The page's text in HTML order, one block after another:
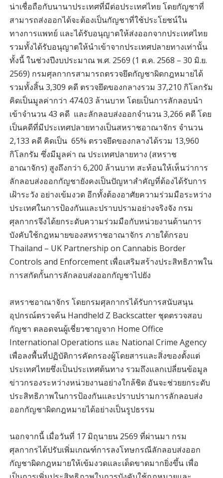
น่าเชื่อถือกับนานาประเทศที่มีต่อประเทศไทย โดยกัญชาที่
สามารถส่งออกได้จะต้องเป็นกัญชาที่ใช้ประโยชน์ใน
ทางการแพทย์ และได้รับอนุญาตให้ส่งออกจากประเทศไทย
รวมทั้งได้รับอนุญาตให้นำเข้าจากประเทศปลายทางเท่านั้น
ทั้งนี้ ในช่วงปีงบประมาณ พ.ศ. 2569 (1 ต.ค. 2568 – 30 มิ.ย.
2569) กรมศุลกากรสามารถตรวจยึดกัญชาผิดกฎหมายได้
รวมทั้งสิ้น 3,309 คดี ตรวจยึดของกลางรวม 37,210 กิโลกรัม
คิดเป็นมูลค่ากว่า 474.03 ล้านบาท โดยเป็นการลักลอบนำ
เข้าจำนวน 43 คดี และลักลอบส่งออกจำนวน 3,266 คดี โดย
เป็นคดีที่มีประเทศปลายทางเป็นสหราชอาณาจักร จำนวน
2,133 คดี คิดเป็น 65% ตรวจยึดของกลางได้รวม 13,960
กิโลกรัม ซึ่งมีมูลค่า ณ ประเทศปลายทาง (สหราช
อาณาจักร) สูงถึงกว่า 6,200 ล้านบาท สะท้อนให้เห็นว่าการ
ลักลอบส่งออกกัญชายังคงเป็นปัญหาสำคัญที่ต้องได้รับการ
เฝ้าระวัง อย่างเข้มงวด อีกทั้งต้องอาศัยความร่วมมือระหว่าง
ประเทศในการป้องกันและปราบปรามอย่างจริงจัง กรม
ศุลกากรจึงได้ยกระดับความร่วมมือกับหน่วยงานด้านการ
บังคับใช้กฎหมายของสหราชอาณาจักร ภายใต้กรอบ
Thailand – UK Partnership on Cannabis Border
Controls and Enforcement เพื่อเสริมสร้างประสิทธิภาพใน
การสกัดกั้นการลักลอบส่งออกกัญชาไปยัง
สหราชอาณาจักร โดยกรมศุลกากรได้รับการสนับสนุน
อุปกรณ์ตรวจค้น Handheld Z Backscatter ชุดตรวจสอบ
กัญชา ตลอดจนผู้เชี่ยวชาญจาก Home Office
International Operations และ National Crime Agency
เพื่อลงพื้นที่ปฏิบัติการคัดกรองผู้โดยสารและสิ่งของตั้งแต่
ประเทศไทยซึ่งเป็นประเทศต้นทาง รวมถึงแลกเปลี่ยนข้อมูล
ข่าวกรองระหว่างหน่วยงานอย่างใกล้ชิด อันจะช่วยยกระดับ
ประสิทธิภาพในการป้องกันและปราบปรามการลักลอบส่ง
ออกกัญชาผิดกฎหมายได้อย่างเป็นรูปธรรม
นอกจากนี้ เมื่อวันที่ 17 มิถุนายน 2569 ที่ผ่านมา กรม
ศุลกากรได้ปรับเพิ่มเกณฑ์การลงโทษกรณีลักลอบส่งออก
กัญชาผิดกฎหมายให้เข้มงวดและเด็ดขาดมากยิ่งขึ้น เพื่อ